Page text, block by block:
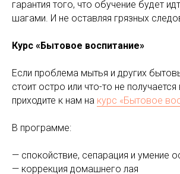
гарантия того, что обучение будет
шагами. И не оставляя грязных
Курс «Бытовое воспитание»
Если проблема мытья и других
стоит остро или что-то не
приходите к нам на курс «Бытовое
В программе:
— спокойствие, сепарация и умение
— коррекция домашнего лая